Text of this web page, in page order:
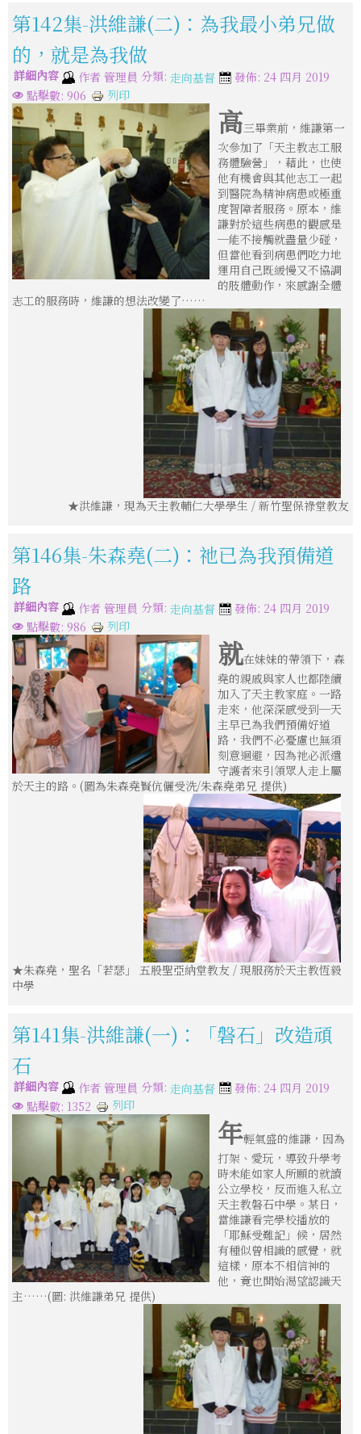
第142集-洪維謙(二)：為我最小弟兄做
的，就是為我做
詳細內容 作者 管理員 分類: 走向基督
發佈: 24 四月 2019
點擊數: 906
列印
高三畢業前，維謙第一
次參加了「天主教志工服
務體驗營」，藉此，也使
他有機會與其他志工一起
到醫院為精神病患或極重
度智障者服務。原本，維
謙對於這些病患的觀感是
─能不接觸就盡量少碰，
但當他看到病患們吃力地
運用自己既緩慢又不協調
的肢體動作，來感謝全體
志工的服務時，維謙的想法改變了……
★洪維謙，現為天主教輔仁大學學生 / 新竹聖保祿堂教友
第146集-朱森堯(二)：祂已為我預備道
路
詳細內容 作者 管理員 分類: 走向基督
發佈: 24 四月 2019
點擊數: 986
列印
就在妹妹的帶領下，森
堯的親戚與家人也都陸續
加入了天主教家庭。一路
走來，他深深感受到─天
主早已為我們預備好道
路，我們不必憂慮也無須
刻意迴避，因為祂必派遣
守護者來引領眾人走上屬
於天主的路。(圖為朱森堯賢伉儷受洗/朱森堯弟兄 提供)
★朱森堯，聖名「若瑟」 五股聖亞納堂教友 / 現服務於天主教恆毅
中學
第141集-洪維謙(一)：「磐石」改造頑
石
詳細內容 作者 管理員 分類: 走向基督
發佈: 24 四月 2019
點擊數: 1352
列印
年輕氣盛的維謙，因為
打架、愛玩，導致升學考
時未能如家人所願的就讀
公立學校，反而進入私立
天主教磐石中學。某日，
當維謙看完學校播放的
「耶穌受難記」候，居然
有種似曾相識的感覺，就
這樣，原本不相信神的
他，竟也開始渴望認識天
主……(圖: 洪維謙弟兄 提供)